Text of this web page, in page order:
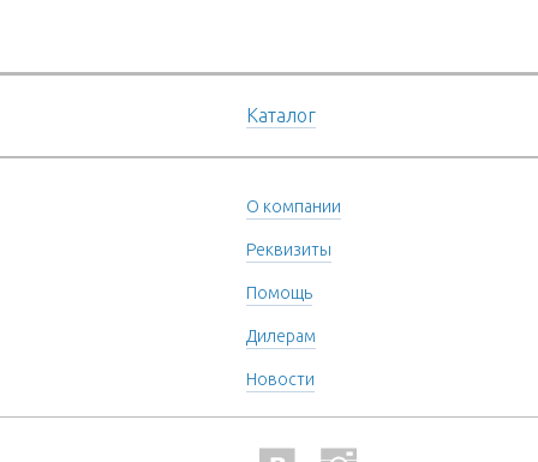
Каталог
О компании
Реквизиты
Помощь
Дилерам
Новости